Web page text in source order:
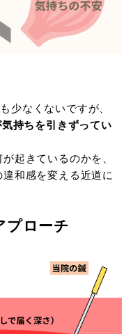
少なくないですが、
持ちを引きずってい
起きているのかを、
和感を変える近道に
プローチ